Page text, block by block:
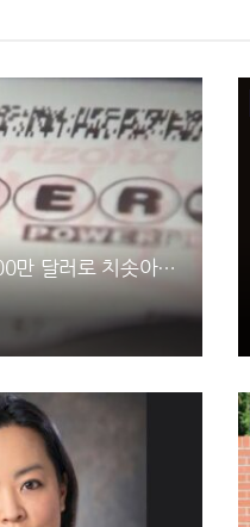
만 달러로 치솟아…